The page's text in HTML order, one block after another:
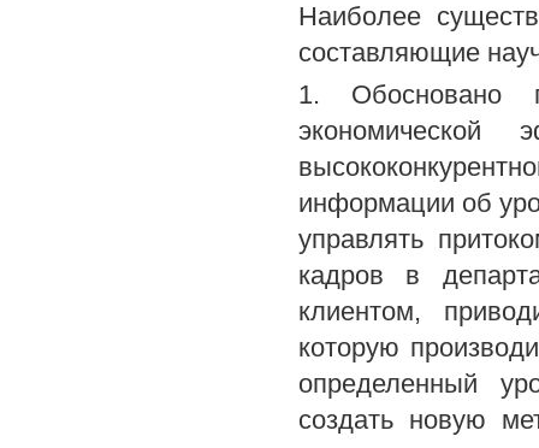
Наиболее
составляющие
1. Обосновано
экономической
информации об
управлять
кадров в
клиентом,
которую
определенный
создать новую